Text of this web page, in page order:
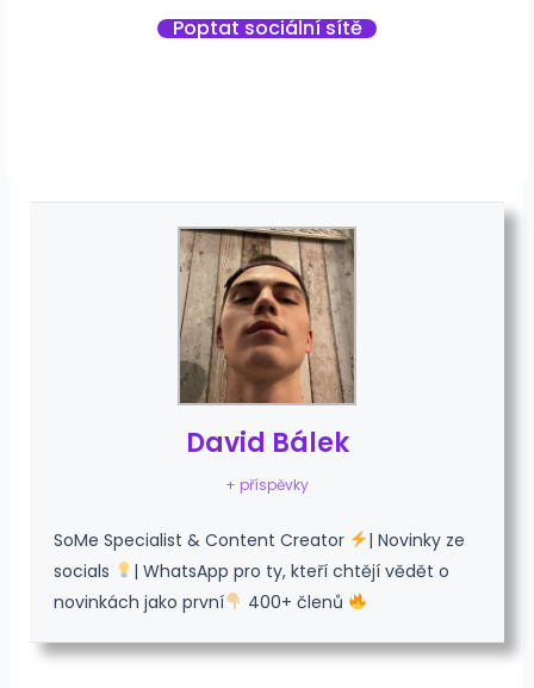
Poptat sociální sítě
David Bálek
+ příspěvky
SoMe Specialist & Content Creator
| Novinky ze
socials
| WhatsApp pro ty, kteří chtějí vědět o
novinkách jako první
400+ členů